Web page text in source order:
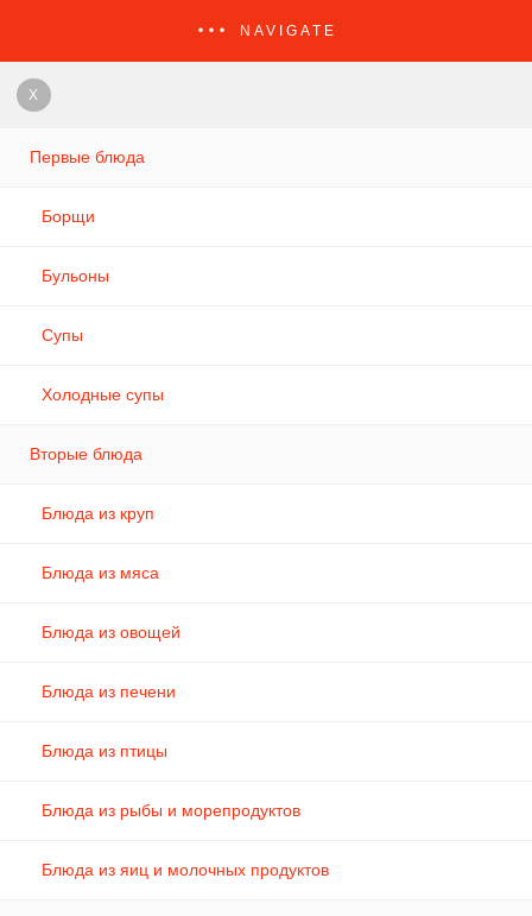
NAVIGATE
X
Первые блюда
Борщи
Бульоны
Супы
Холодные супы
Вторые блюда
Блюда из круп
Блюда из мяса
Блюда из овощей
Блюда из печени
Блюда из птицы
Блюда из рыбы и морепродуктов
Блюда из яиц и молочных продуктов